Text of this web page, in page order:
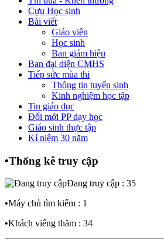
Cựu Học sinh
Bài viết
Giáo viên
Học sinh
Ban giám hiệu
Ban đại diện CMHS
Tiếp sức mùa thi
Thông tin tuyển sinh
Kinh nghiệm học tập
Tin giáo dục
Đổi mới PP dạy học
Giáo sinh thực tập
Kỉ niệm 30 năm
•Thống kê truy cập
Đang truy cập : 35
•Máy chủ tìm kiếm : 1
•Khách viếng thăm : 34